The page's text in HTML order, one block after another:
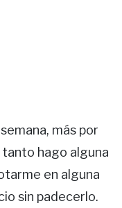
más por
hago alguna
en alguna
sin padecerlo.